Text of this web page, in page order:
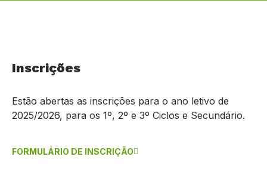
Inscrições
Estão abertas as inscrições para o ano letivo de
2025/2026, para os 1º, 2º e 3º Ciclos e Secundário.
FORMULÁRIO DE INSCRIÇÃO